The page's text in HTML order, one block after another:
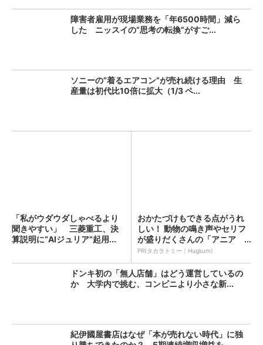
障害者雇用が現場業務を「年6500時間」減ら
した ニッスイの“思考の転換”がすご...
ソニーの“着るエアコン”が売れ続ける理由 生
産量は初代比10倍に拡大（1/3 ペ...
「私がウダウダしゃべるより
聞きやすい」 三菱重工、決
算説明に“AIジュリア”起用...
おかたづけもできる点がうれ
しい！ 動物の鳴き声やセリフ
が盛りだくさんの「アニア ...
PR(タカラトミー｜Hugkum)
ドンキ初の「無人店舗」はどう運営しているの
か 大学内で挑む、コンビニより小さな新...
紀伊國屋書店はなぜ「本が売れない時代」に独